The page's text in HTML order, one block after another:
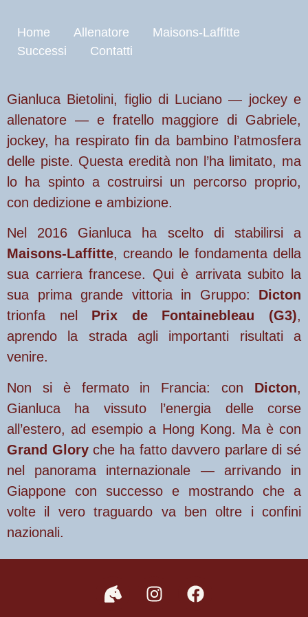
Home Allenatore
Maisons-Laffitte
Successi
Contatti
Gianluca Bietolini, figlio di Luciano — jockey e
allenatore — e fratello maggiore di Gabriele,
jockey, ha respirato fin da bambino l’atmosfera
delle piste. Questa eredità non l’ha limitato, ma
lo ha spinto a costruirsi un percorso proprio,
con dedizione e ambizione.
Nel 2016 Gianluca ha scelto di stabilirsi a
Maisons‑Laffitte, creando le fondamenta della
sua carriera francese. Qui è arrivata subito la
sua prima grande vittoria in Gruppo: Dicton
trionfa nel Prix de Fontainebleau (G3),
aprendo la strada agli importanti risultati a
venire.
Non si è fermato in Francia: con Dicton,
Gianluca ha vissuto l’energia delle corse
all’estero, ad esempio a Hong Kong. Ma è con
Grand Gloryche ha fatto davvero parlare di sé
nel panorama internazionale — arrivando in
Giappone con successo e mostrando che a
volte il vero traguardo va ben oltre i confini
nazionali.